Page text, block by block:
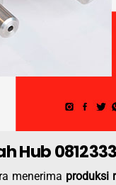
Hub
menerima produksi